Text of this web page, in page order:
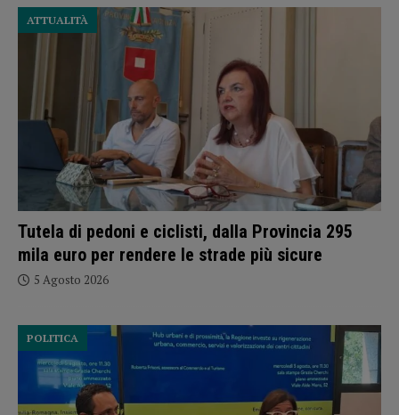
Tutela di pedoni e ciclisti, dalla Provincia 295
mila euro per rendere le strade più sicure
ATTUALITÀ
5 Agosto 2026
POLITICA